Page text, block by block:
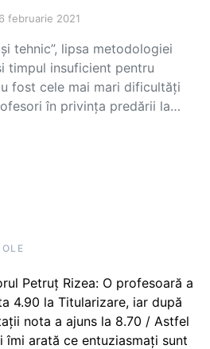
februarie 2021
tehnic”, lipsa metodologiei
timpul insuficient pentru
fost cele mai mari dificultăți
în privința predării la…
Petruț Rizea: O profesoară a
4.90 la Titularizare, iar după
nota a ajuns la 8.70 / Astfel
îmi arată ce entuziasmați sunt